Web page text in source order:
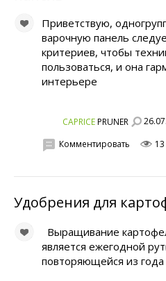
Приветствую,
варочную панель
критериев, чтобы
пользоваться, и она
интерьере
CAPRICEPRUNER
Комментировать
Удобрения для
Выращивание
является ежегодной
повторяющейся из года